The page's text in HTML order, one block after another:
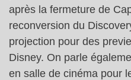
après la fermeture de
reconversion du
projection pour des
Disney. On parle
en salle de cinéma pour